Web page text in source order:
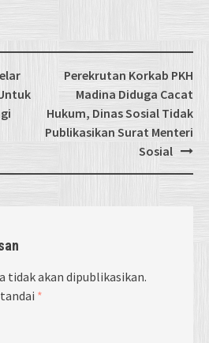
Perekrutan Korkab PKH
Madina Diduga Cacat
Hukum, Dinas Sosial Tidak
Publikasikan Surat Menteri
Sosial
tidak akan dipublikasikan.
*